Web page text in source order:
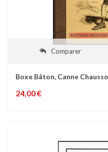
Comparer
Boxe Bâton, Canne
24,00 €